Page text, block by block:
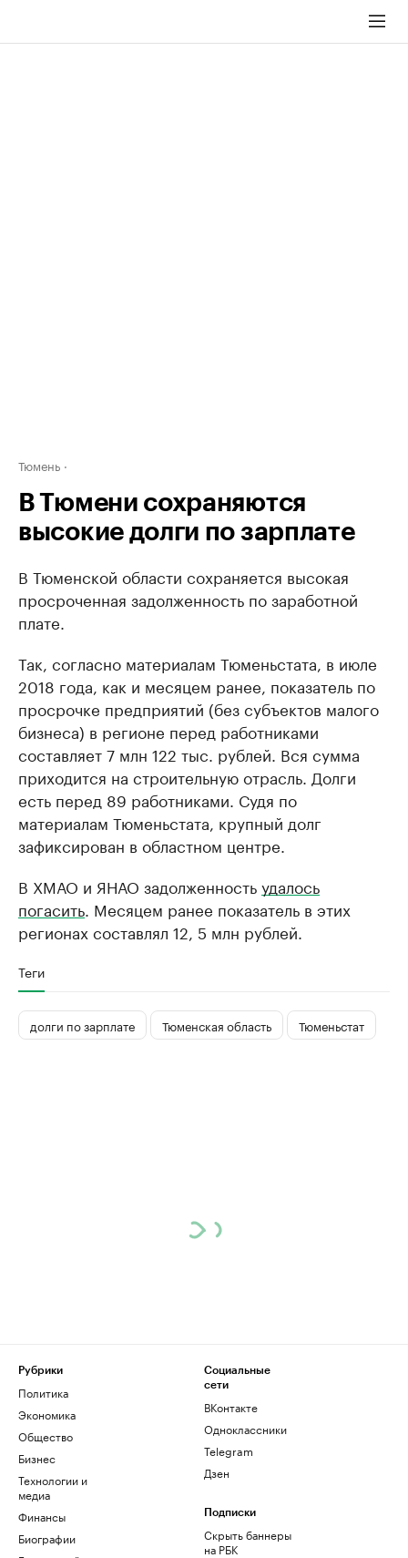
Тюмень
В Тюмени сохраняются
высокие долги по зарплате
В Тюменской области сохраняется высокая
просроченная задолженность по заработной
плате.
Так, согласно материалам Тюменьстата, в июле
2018 года, как и месяцем ранее, показатель по
просрочке предприятий (без субъектов малого
бизнеса) в регионе перед работниками
составляет 7 млн 122 тыс. рублей. Вся сумма
приходится на строительную отрасль. Долги
есть перед 89 работниками. Судя по
материалам Тюменьстата, крупный долг
зафиксирован в областном центре.
В ХМАО и ЯНАО задолженностьудалось
погасить . Месяцем ранее показатель в этих
регионах составлял 12, 5 млн рублей.
Теги
долги по зарплате Тюменская область Тюменьстат
Рубрики
Политика
Экономика
Общество
Бизнес
Технологии и
медиа
Финансы
Биографии
Социальные
сети
ВКонтакте
Одноклассники
Telegram
Дзен
Подписки
Скрыть баннеры
на РБК